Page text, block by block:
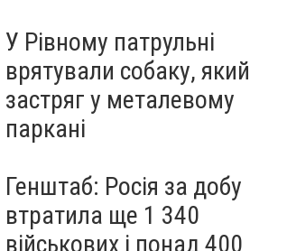
У Рівному патрульні
врятували собаку, який
застряг у металевому
паркані
Генштаб: Росія за добу
втратила ще 1 340
військових і понад 400